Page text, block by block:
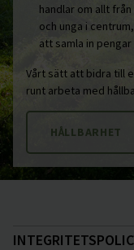
handlar om allt
och unga i
att samla in
Vårt sätt att bidra till
runt arbeta med
HÅLLBARHET